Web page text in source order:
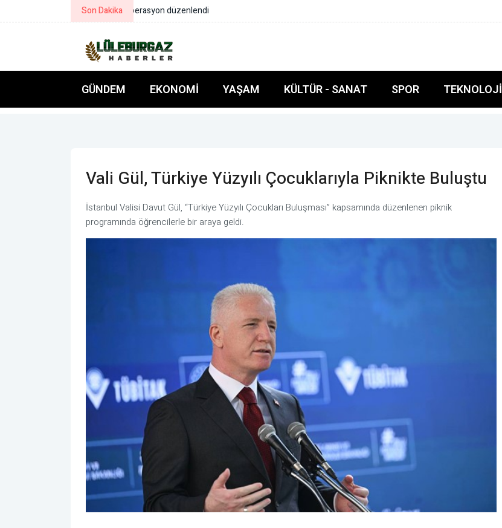
Son Dakika Ticaret Bakanlığı’nın E-Kolay İhracat Platformu’na dijital dönüşüm ödülü
GÜNDEM EKONOMI YAŞAM KÜLTÜR - SANAT SPOR TEKNOLOJI
Vali Gül, Türkiye Yüzyılı Çocuklarıyla Piknikte Buluştu
İstanbul Valisi Davut Gül, “Türkiye Yüzyılı Çocukları Buluşması” kapsamında düzenlenen piknik
programında öğrencilerle bir araya geldi.